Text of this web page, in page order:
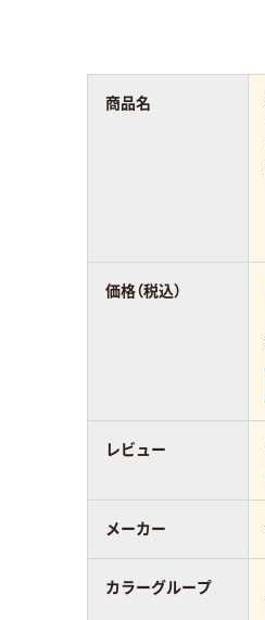
商品名
価格（税込）
レビュー
メーカー
カラーグループ